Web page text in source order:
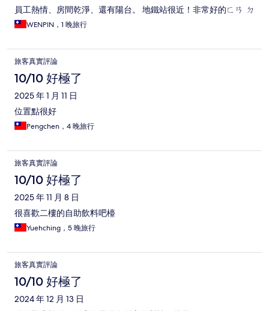
員工熱情、房間乾淨、還有陽台。 地鐵站很近！非常好的ㄈㄢ ㄉ
WENPIN，1 晚旅行
旅客真實評論
10/10 好極了
2025 年 1 月 11 日
位置點很好
Pengchen，4 晚旅行
旅客真實評論
10/10 好極了
2025 年 11 月 8 日
很喜歡二樓的自助飲料吧檯
Yuehching，5 晚旅行
旅客真實評論
10/10 好極了
2024 年 12 月 13 日